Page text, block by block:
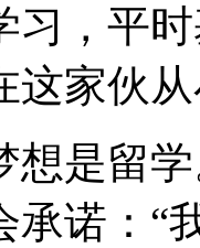
习，平
这家伙
想是留
承诺：“